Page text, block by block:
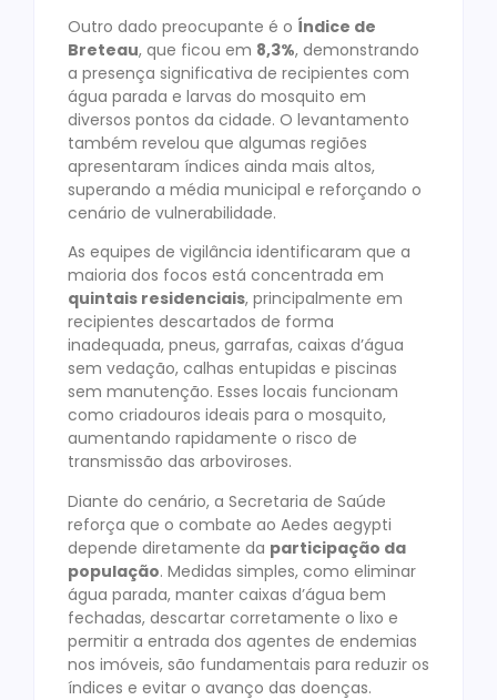
Outro dado preocupante é o Índice de
Breteau, que ficou em 8,3%, demonstrando
a presença significativa de recipientes com
água parada e larvas do mosquito em
diversos pontos da cidade. O levantamento
também revelou que algumas regiões
apresentaram índices ainda mais altos,
superando a média municipal e reforçando o
cenário de vulnerabilidade.
As equipes de vigilância identificaram que a
maioria dos focos está concentrada em
quintais residenciais, principalmente em
recipientes descartados de forma
inadequada, pneus, garrafas, caixas d’água
sem vedação, calhas entupidas e piscinas
sem manutenção. Esses locais funcionam
como criadouros ideais para o mosquito,
aumentando rapidamente o risco de
transmissão das arboviroses.
Diante do cenário, a Secretaria de Saúde
reforça que o combate ao Aedes aegypti
depende diretamente da participação da
população. Medidas simples, como eliminar
água parada, manter caixas d’água bem
fechadas, descartar corretamente o lixo e
permitir a entrada dos agentes de endemias
nos imóveis, são fundamentais para reduzir os
índices e evitar o avanço das doenças.